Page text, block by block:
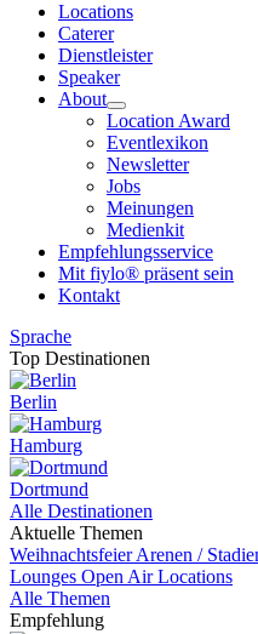
Locations
Caterer
Dienstleister
Speaker
About
Location Award
Eventlexikon
Newsletter
Jobs
Meinungen
Medienkit
Empfehlungsservice
Mit fiylo® präsent sein
Kontakt
Sprache
Top Destinationen
Berlin
Hamburg
Dortmund
Alle Destinationen
Aktuelle Themen
WeihnachtsfeierArenen /
Lounges Open Air Locations
Alle Themen
Empfehlung